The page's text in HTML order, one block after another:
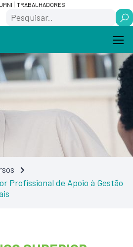
TRABALHADORES
Search
Profissional de Apoio à Gestão